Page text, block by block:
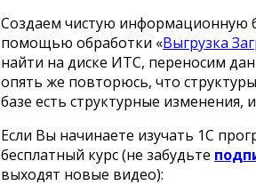
Создаем чистую информационную
помощью обработки «Выгрузка
найти на диске ИТС, переносим
опять же повторюсь, что
базе есть структурные изменения,
Если Вы начинаете изучать 1С
бесплатный курс (не забудьте
выходят новые видео):